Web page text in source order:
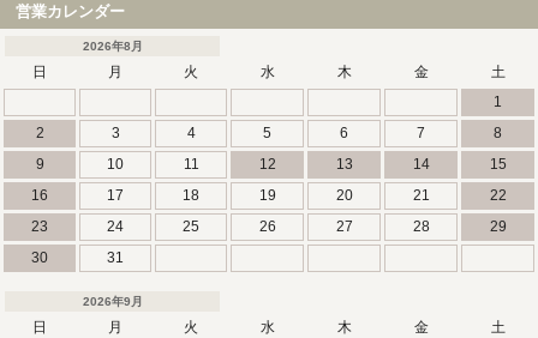
営業カレンダー
2026年8月
日 月 火 水 木 金
土
1
2
3 4 5 6 7
8
9
10 11 12 13 14
15
16
17 18 19 20 21
22
23
24 25 26 27 28
29
30
31
2026年9月
日 月 火 水 木 金
土